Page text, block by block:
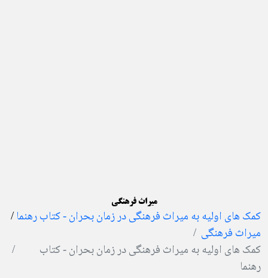
میراث فرهنگی
کمک های اولیه به میراث فرهنگی در زمان بحران - کتاب رهنما/
میراث فرهنگی
کمک های اولیه به میراث فرهنگی در زمان بحران - کتاب
رهنما